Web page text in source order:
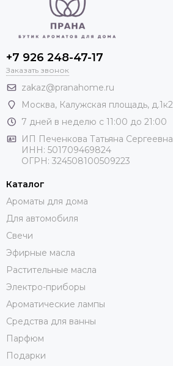
+7 926 248-47-17
Заказать звонок
zakaz@pranahome.ru
Москва, Калужская площадь, д.1к2
7 дней в неделю с 11:00 до 21:00
ИП Печенкова Татьяна Сергеевна
ИНН: 501709469824
ОГРН: 324508100509223
Каталог
Ароматы для дома
Для автомобиля
Свечи
Эфирные масла
Растительные масла
Электро-приборы
Ароматические лампы
Средства для ванны
Парфюм
Подарки